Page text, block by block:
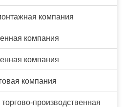
компания
компания
компания
компания
производственная